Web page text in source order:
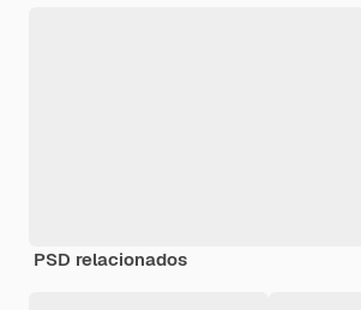
PSD relacionados